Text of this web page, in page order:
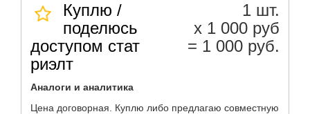
Куплю /
поделюсь
доступом стат
риэлт
1 шт.
х 1 000 руб
= 1 000 руб.
Аналоги и аналитика
Цена договорная. Куплю либо предлагаю совместную